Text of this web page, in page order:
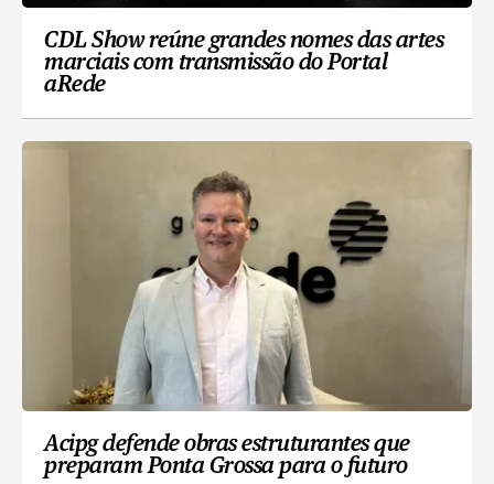
CDL Show reúne grandes nomes das artes
marciais com transmissão do Portal
aRede
Acipg defende obras estruturantes que
preparam Ponta Grossa para o futuro